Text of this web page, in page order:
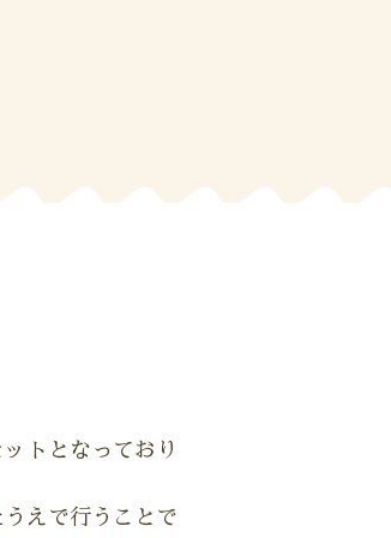
トとなっており
えで行うことで